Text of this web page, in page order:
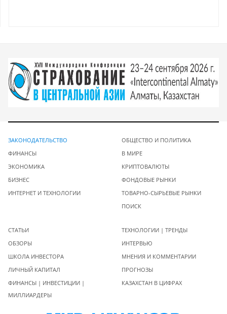
ЗАКОНОДАТЕЛЬСТВО
ФИНАНСЫ
ЭКОНОМИКА
БИЗНЕС
ИНТЕРНЕТ И ТЕХНОЛОГИИ
ОБЩЕСТВО И ПОЛИТИКА
В МИРЕ
КРИПТОВАЛЮТЫ
ФОНДОВЫЕ РЫНКИ
ТОВАРНО-СЫРЬЕВЫЕ РЫНКИ
ПОИСК
СТАТЬИ
ОБЗОРЫ
ШКОЛА ИНВЕСТОРА
ЛИЧНЫЙ КАПИТАЛ
ФИНАНСЫ | ИНВЕСТИЦИИ |
МИЛЛИАРДЕРЫ
ТЕХНОЛОГИИ | ТРЕНДЫ
ИНТЕРВЬЮ
МНЕНИЯ И КОММЕНТАРИИ
ПРОГНОЗЫ
КАЗАХСТАН В ЦИФРАХ